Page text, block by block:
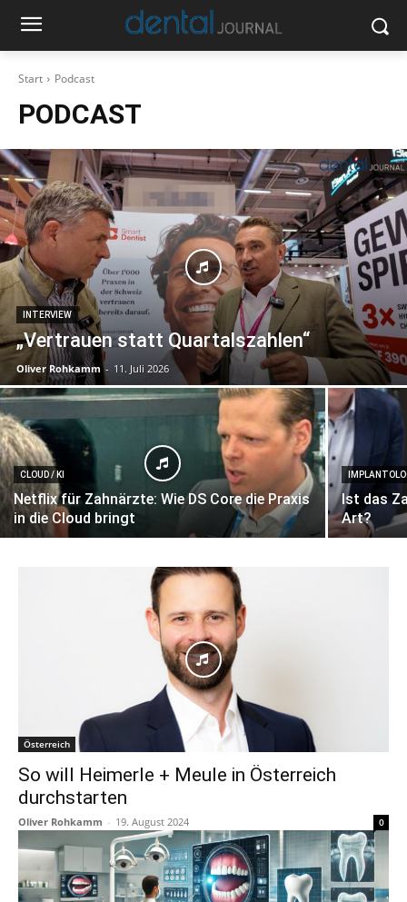
Start Podcast
PODCAST
INTERVIEW
„Vertrauen statt Quartalszahlen“
Oliver Rohkamm - 11. Juli 2026
CLOUD / KI
Netflix für Zahnärzte: Wie DS Core die Praxis
in die Cloud bringt
Ist das
Art?
Österreich
So will Heimerle + Meule in Österreich
durchstarten
Oliver Rohkamm - 19. August 2024 0